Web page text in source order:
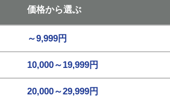
価格から選ぶ
～9,999円
10,000～19,999円
20,000～29,999円